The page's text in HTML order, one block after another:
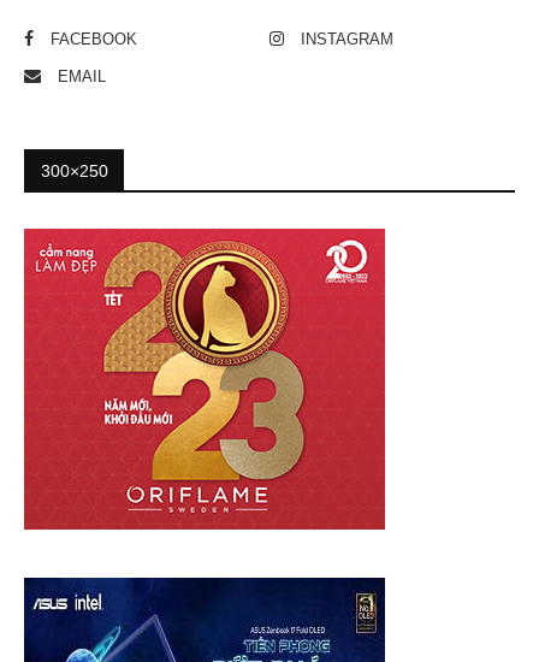
FACEBOOK INSTAGRAM
EMAIL
300×250